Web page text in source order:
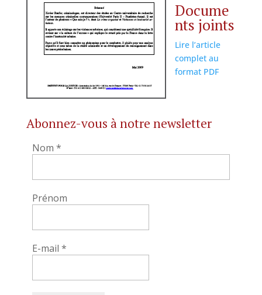
Docume
nts joints
Lire l’article
complet au
format PDF
Abonnez-vous à notre newsletter
Nom *
Prénom
E-mail *